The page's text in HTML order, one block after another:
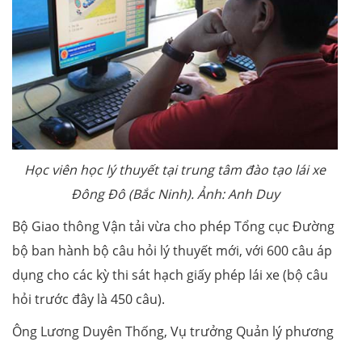
Học viên học lý thuyết tại trung tâm đào tạo lái xe
Đông Đô (Bắc Ninh). Ảnh: Anh Duy
Bộ Giao thông Vận tải vừa cho phép Tổng cục Đường
bộ ban hành bộ câu hỏi lý thuyết mới, với 600 câu áp
dụng cho các kỳ thi sát hạch giấy phép lái xe (bộ câu
hỏi trước đây là 450 câu).
Ông Lương Duyên Thống, Vụ trưởng Quản lý phương